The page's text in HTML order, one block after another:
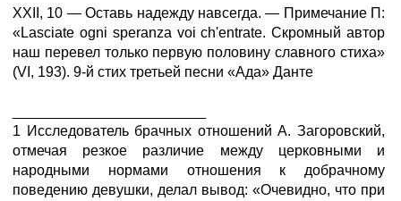
XXII, 10 — Оставь надежду навсегда. — Примечание П:
«Lasciate ogni speranza voi ch'entrate. Скромный автор
наш перевел только первую половину славного стиха»
(VI, 193). 9-й стих третьей песни «Ада» Данте
1 Исследователь брачных отношений А. Загоровский,
отмечая резкое различие между церковными и
народными нормами отношения к добрачному
поведению девушки, делал вывод: «Очевидно, что при